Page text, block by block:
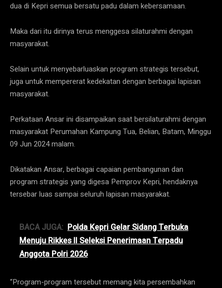
dua di Kepri semua bersatu padu dalam kebersamaan.
Maka dari itu dirinya terus menggesa silaturahmi dengan
masyarakat.
Selain untuk menyebarluaskan program strategis tersebut,
juga untuk mempererat kedekatan dengan berbagai lapisan
masyarakat.
Perkataan Ansar ini disampaikan saat bersilaturahmi dengan
masyarakat Perumahan Kampung Tua, Belian, Batam, Minggu
09 Jun 2024 malam.
Dikatakan Ansar, berbagai capaian pembangunan dan
program strategis yang digesa Pemprov Kepri, hendaknya
tersebar luas sampai seluruh lapisan masyarakat.
BACA JUGA: ‎Polda Kepri Gelar Sidang Terbuka
Menuju Rikkes II Seleksi Penerimaan Terpadu
Anggota Polri 2026
“Program-program tersebut memang kita persembahkan